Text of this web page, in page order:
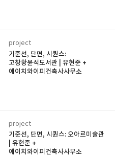
project
기준선, 단면, 시퀀스:
고창황윤석도서관 | 유현준 +
에이치와이피건축사사무소
project
기준선, 단면, 시퀀스: 오아르미술관
| 유현준 +
에이치와이피건축사사무소